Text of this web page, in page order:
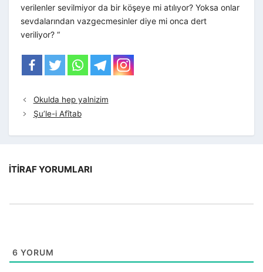
verilenler sevilmiyor da bir köşeye mi atılıyor? Yoksa onlar
sevdalarından vazgecmesinler diye mi onca dert
veriliyor? “
Okulda hep yalnizim
Şu’le-i Afîtab
İTIRAF YORUMLARI
6 YORUM